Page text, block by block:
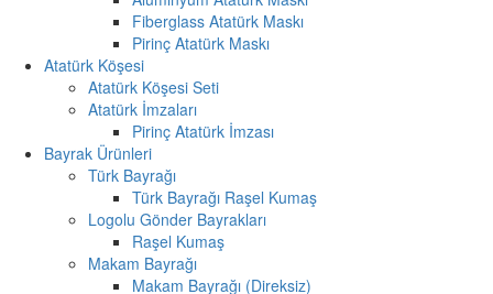
Fiberglass Atatürk Maskı
Pirinç Atatürk Maskı
Atatürk Köşesi
Atatürk Köşesi Seti
Atatürk İmzaları
Pirinç Atatürk İmzası
Bayrak Ürünleri
Türk Bayrağı
Türk Bayrağı Raşel Kumaş
Logolu Gönder Bayrakları
Raşel Kumaş
Makam Bayrağı
Makam Bayrağı (Direksiz)